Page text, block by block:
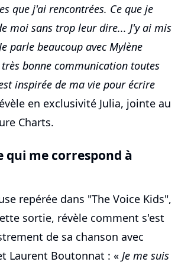
que j'ai rencontrées. Ce que je
moi sans trop leur dire... J'y ai mis
parle beaucoup avec Mylène
bonne communication toutes
inspirée de ma vie pour écrire
en exclusivité Julia, jointe au
Charts.
qui me correspond à
repérée dans "The Voice Kids",
sortie, révèle comment s'est
de sa chanson avec
Laurent Boutonnat : « Je me suis